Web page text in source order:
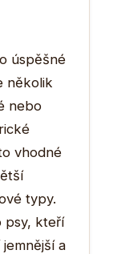
úspěšné
několik
nebo
vhodné
typy.
psy, kteří
a